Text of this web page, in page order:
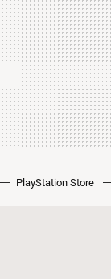
PlayStation Store